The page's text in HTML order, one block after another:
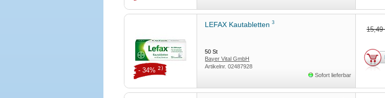
LEFAX Kautabletten3
50St
Bayer Vital GmbH
Artikelnr.02487928
Sofort lieferbar
15,49
- 34% 2)